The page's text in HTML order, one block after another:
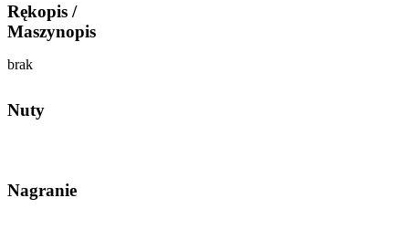
Rękopis /
Maszynopis
brak
Nuty
Nagranie